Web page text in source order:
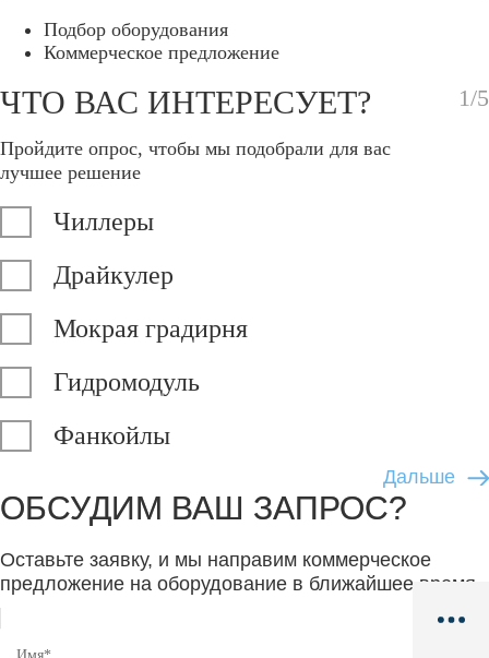
Подбор оборудования
Коммерческое предложение
ЧТО ВАС ИНТЕРЕСУЕТ?
Пройдите опрос, чтобы мы подобрали для вас
лучшее решение
1/5
Чиллеры
Гидромодуль
Драйкулер
Фанкойлы
Мокрая градирня
ОБСУДИМ ВАШ ЗАПРОС?
Оставьте заявку, и мы направим коммерческое
предложение на оборудование в ближайшее время